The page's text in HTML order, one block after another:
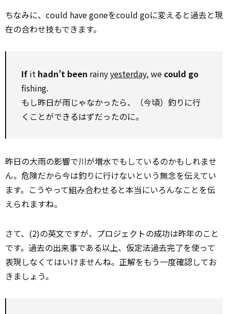
ちなみに、could have goneをcould goに変えると過去と現
在の合わせ技もできます。
If it hadn’t been rainyyesterday, we could go
fishing.
もし昨日が雨じゃなかったら、（今頃）釣りに行
くことができるはずだったのに。
昨日の大雨の影響で川が増水でもしているのかもしれませ
ん。危険だから今は釣りに行けないという無念を伝えてい
ます。こうやって組み合わせると本当にいろんなことを伝
えられますね。
さて、(2)の英文ですが、プロジェクトの成功は昨年のこと
です。過去の出来事である以上、仮定法過去完了を使って
表現しなくてはいけませんね。正解をもう一度確認してお
きましょう。